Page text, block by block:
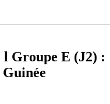
Groupe E (J2) :
Guinée